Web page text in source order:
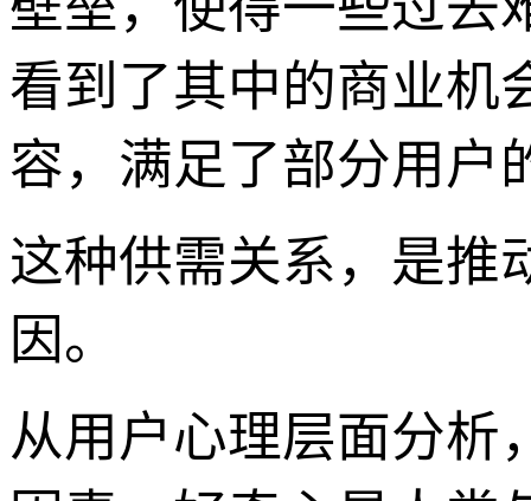
看到了其中的商业机
容，满足了部分用户
这种供需关系，是推
因。
从用户心理层面分析